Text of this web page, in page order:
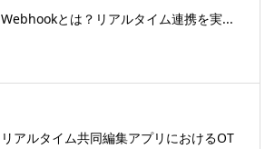
Webhookとは？リアルタイム連携を実...
リアルタイム共同編集アプリにおけるOT